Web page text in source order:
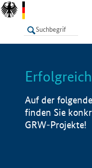
LISTE
Auf der
finden Sie
GRW-Projekte!